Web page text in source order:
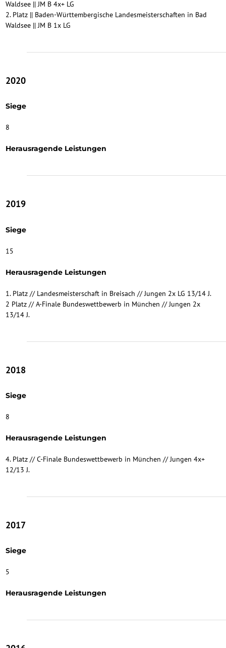
Waldsee || JM B 4x+ LG
2. Platz || Baden-Württembergische Landesmeisterschaften in Bad
Waldsee || JM B 1x LG
2020
Siege
8
Herausragende Leistungen
2019
Siege
15
Herausragende Leistungen
1. Platz // Landesmeisterschaft in Breisach // Jungen 2x LG 13/14 J.
2 Platz // A-Finale Bundeswettbewerb in München // Jungen 2x
13/14 J.
2018
Siege
8
Herausragende Leistungen
4. Platz // C-Finale Bundeswettbewerb in München // Jungen 4x+
12/13 J.
2017
Siege
5
Herausragende Leistungen